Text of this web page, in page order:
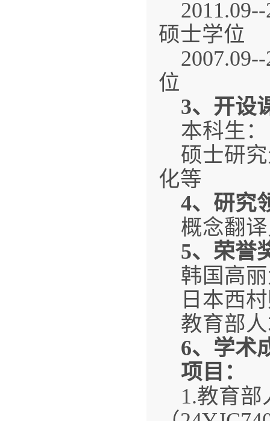
硕士学位
位
3、开设
本科生
硕士研
化等
4、研究
概念翻
5、荣誉
韩国高
日本西
教育部
6、学术
项目：
1.教育